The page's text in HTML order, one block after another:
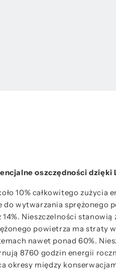
oszczędności dzięki
10% całkowitego zużycia
wytwarzania sprężonego
Nieszczelności stanowią
powietrza ma straty
nawet ponad 60%.
8760 godzin energii
okresy między